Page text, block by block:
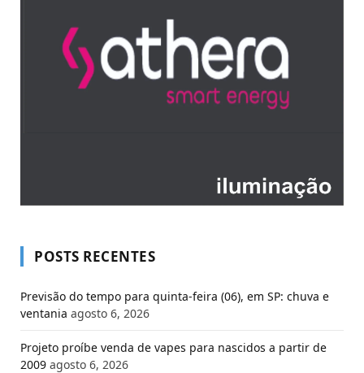
POSTS RECENTES
Previsão do tempo para quinta-feira (06), em SP: chuva e
ventania agosto 6, 2026
Projeto proíbe venda de vapes para nascidos a partir de
2009 agosto 6, 2026